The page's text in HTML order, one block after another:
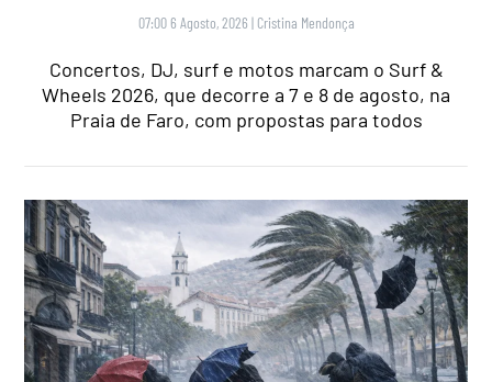
07:00 6 Agosto, 2026 | Cristina Mendonça
Concertos, DJ, surf e motos marcam o Surf &
Wheels 2026, que decorre a 7 e 8 de agosto, na
Praia de Faro, com propostas para todos